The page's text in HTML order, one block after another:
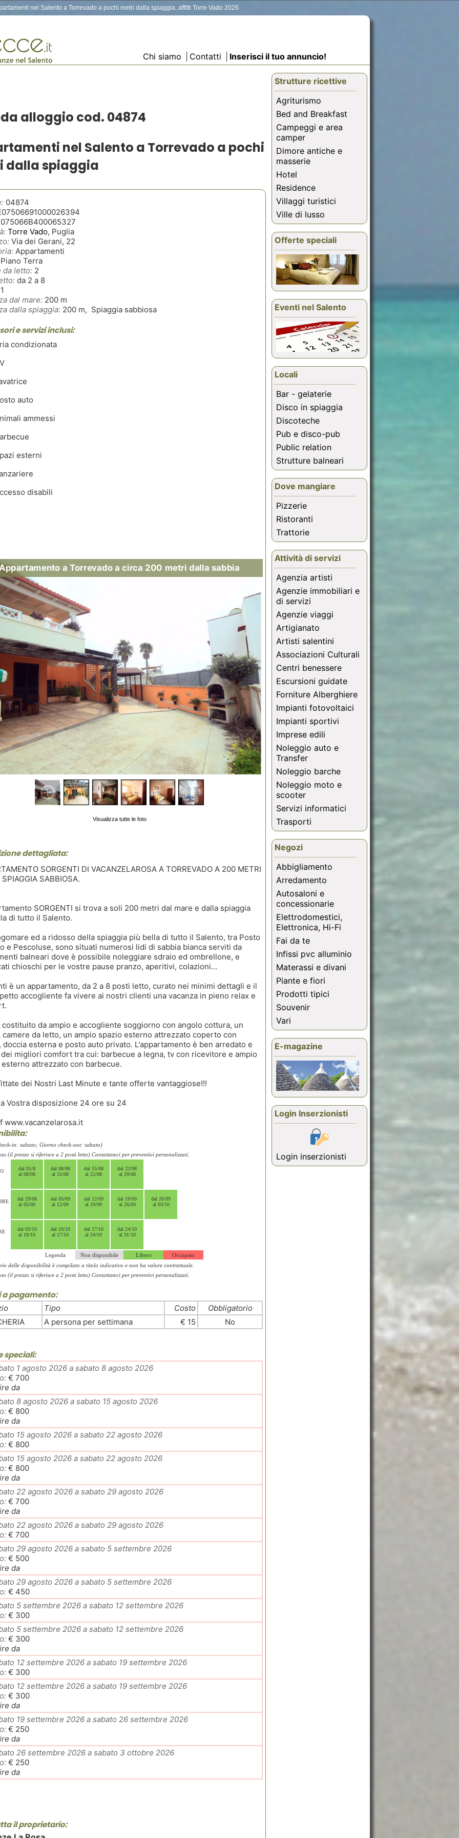
nel Salento a Torrevado a pochi metri dalla spiaggia, affitti Torre Vado 2026
Chi siamo Contatti Inserisci il tuo annuncio!
alloggio cod. 04874
nel Salento a Torrevado a pochi
dalla spiaggia
04874
Torre Vado, Puglia
Via dei Gerani, 22
Appartamenti
Piano Terra
da letto: 2
da 2 a 8
1
dal mare: 200 m
dalla spiaggia: 200 m, Spiaggia sabbiosa
e servizi inclusi:
condizionata
auto
ammessi
esterni
disabili
a Torrevado a circa 200 metri dalla sabbia Torrevado - Sorgenti 1 (fino a 8
Visualizza tutte le foto
dettagliata:
SORGENTI DI VACANZELAROSA A TORREVADO A 200 METRI
SABBIOSA.
SORGENTI si trova a soli 200 metri dal mare e dalla spiaggia
di tutto il Salento.
ed a ridosso della spiaggia più bella di tutto il Salento, tra Posto
e Pescoluse, sono situati numerosi lidi di sabbia bianca serviti da
balneari dove è possibile noleggiare sdraio ed ombrellone, e
chioschi per le vostre pause pranzo, aperitivi, colazioni…
è un appartamento, da 2 a 8 posti letto, curato nei minimi dettagli e il
accogliente fa vivere ai nostri clienti una vacanza in pieno relax e
costituito da ampio e accogliente soggiorno con angolo cottura, un
camere da letto, un ampio spazio esterno attrezzato coperto con
doccia esterna e posto auto privato. L'appartamento è ben arredato e
migliori comfort tra cui: barbecue a legna, tv con ricevitore e ampio
esterno attrezzato con barbecue.
dei Nostri Last Minute e tante offerte vantaggiose!!!
Vostra disposizione 24 ore su 24
www.vacanzelarosa.it
in: sabato; Giorno check-out: sabato)
(il prezzo si riferisce a 2 posti letto) Contattateci per preventivi personalizzati.
dal 01/8
al 08/08
dal 08/08
al 15/08
dal 15/08
al 22/08
dal 22/08
al 29/08
dal 29/08
al 05/09
dal 05/09
al 12/09
dal 12/09
al 19/09
dal 19/09
al 26/09
dal 26/09
al 03/10
dal 03/10
al 10/10
dal 10/10
al 17/10
dal 17/10
al 24/10
dal 24/10
al 31/10
Legenda Non disponibile Libero
Occupato
delle disponibilità è compilato a titolo indicativo e non ha valore contrattuale.
(il prezzo si riferisce a 2 posti letto) Contattateci per preventivi personalizzati.
a pagamento:
Tipo Costo
Obbligatorio
A persona per settimana € 15 No
speciali:
1 agosto 2026 a sabato 8 agosto 2026
€ 700
da
8 agosto 2026 a sabato 15 agosto 2026
€ 800
da
15 agosto 2026 a sabato 22 agosto 2026
€ 800
15 agosto 2026 a sabato 22 agosto 2026
€ 800
da
22 agosto 2026 a sabato 29 agosto 2026
€ 700
da
22 agosto 2026 a sabato 29 agosto 2026
€ 700
29 agosto 2026 a sabato 5 settembre 2026
€ 500
da
29 agosto 2026 a sabato 5 settembre 2026
€ 450
5 settembre 2026 a sabato 12 settembre 2026
€ 300
5 settembre 2026 a sabato 12 settembre 2026
€ 300
da
12 settembre 2026 a sabato 19 settembre 2026
€ 300
12 settembre 2026 a sabato 19 settembre 2026
€ 300
da
19 settembre 2026 a sabato 26 settembre 2026
€ 250
da
26 settembre 2026 a sabato 3 ottobre 2026
€ 250
da
il proprietario:
Strutture ricettive
Agriturismo
Bed and Breakfast
Campeggi e area
camper
Dimore antiche e
masserie
Hotel
Residence
Villaggi turistici
Ville di lusso
Offerte speciali
Eventi nel Salento
Locali
Bar - gelaterie
Disco in spiaggia
Discoteche
Pub e disco-pub
Public relation
Strutture balneari
Dove mangiare
Pizzerie
Ristoranti
Trattorie
Attività di servizi
Agenzia artisti
Agenzie immobiliari e
di servizi
Agenzie viaggi
Artigianato
Artisti salentini
Associazioni Culturali
Centri benessere
Escursioni guidate
Forniture Alberghiere
Impianti fotovoltaici
Impianti sportivi
Imprese edili
Noleggio auto e
Transfer
Noleggio barche
Noleggio moto e
scooter
Servizi informatici
Trasporti
Negozi
Abbigliamento
Arredamento
Autosaloni e
concessionarie
Elettrodomestici,
Elettronica, Hi-Fi
Fai da te
Infissi pvc alluminio
Materassi e divani
Piante e fiori
Prodotti tipici
Souvenir
Vari
E-magazine
Login Inserzionisti
Login inserzionisti